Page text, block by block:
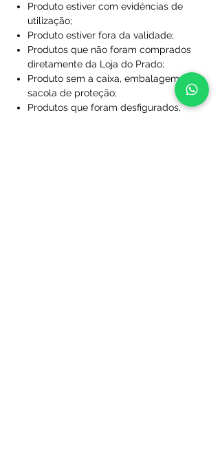
Produto estiver com evidências de
utilização;
Produto estiver fora da validade;
Produtos que não foram comprados
diretamente da Loja do Prado;
Produto sem a caixa, embalagem ou
sacola de proteção;
Produtos que foram desfigurados,